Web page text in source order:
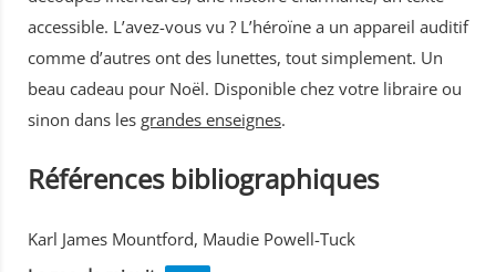
accessible. L’avez-vous vu ? L’héroïne a un appareil auditif
comme d’autres ont des lunettes, tout simplement. Un
beau cadeau pour Noël. Disponible chez votre libraire ou
sinon dans les grandes enseignes.
Références bibliographiques
Karl James Mountford, Maudie Powell-Tuck